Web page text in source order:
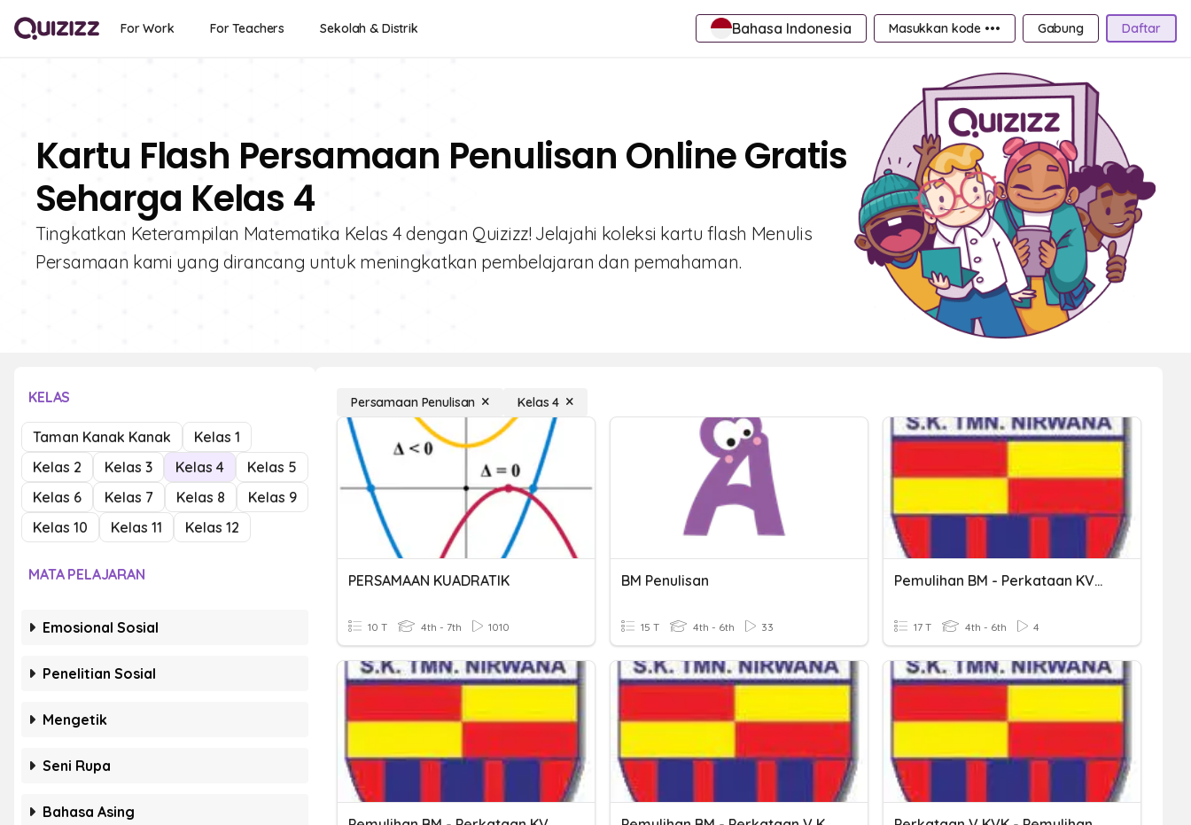
For Work For Teachers Sekolah & Distrik Bahasa Indonesia Masukkan kode ••• Gabung Daftar
Kartu Flash Persamaan Penulisan Online Gratis
Seharga Kelas 4
Tingkatkan Keterampilan Matematika Kelas 4 dengan Quizizz! Jelajahi koleksi kartu flash Menulis
Persamaan kami yang dirancang untuk meningkatkan pembelajaran dan pemahaman.
KELAS
Taman Kanak Kanak
Kelas 1
Kelas 2
Kelas 3 Kelas 4
Kelas 5
Kelas 6
Kelas 7 Kelas 8
Kelas 9
Kelas 10
Kelas 11 Kelas 12
MATA PELAJARAN
Emosional Sosial
Penelitian Sosial
Mengetik
Seni Rupa
Bahasa Asing
Persamaan Penulisan Kelas 4
PERSAMAAN KUADRATIK
10 T 4th - 7th 1010
BM Penulisan
15 T 4th - 6th 33
Pemulihan BM - Perkataan KVK KVK
17 T 4th - 6th 4